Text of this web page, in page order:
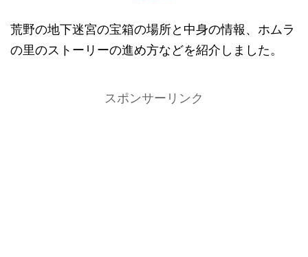
荒野の地下迷宮の宝箱の場所と中身の情報、ホムラ
の里のストーリーの進め方などを紹介しました。
スポンサーリンク